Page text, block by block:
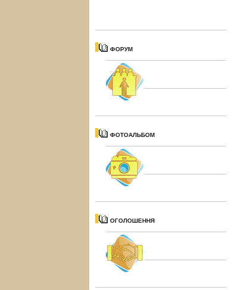
ФОРУМ
ФОТОАЛЬБОМ
ОГОЛОШЕННЯ